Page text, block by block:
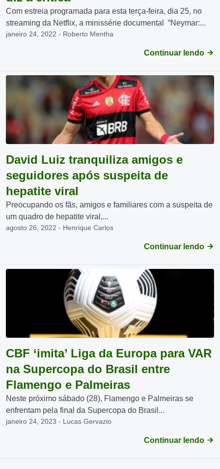
Com estreia programada para esta terça-feira, dia 25, no
streaming da Netflix, a minissérie documental “Neymar:...
janeiro 24, 2022 - Roberto Mentha
Continuar lendo
David Luiz tranquiliza amigos e
seguidores após suspeita de
hepatite viral
Preocupando os fãs, amigos e familiares com a suspeita de
um quadro de hepatite viral,...
agosto 26, 2022 - Henrique Carlos
Continuar lendo
CBF ‘imita’ Liga da Europa para VAR
na Supercopa do Brasil entre
Flamengo e Palmeiras
Neste próximo sábado (28), Flamengo e Palmeiras se
enfrentam pela final da Supercopa do Brasil...
janeiro 24, 2023 - Lucas Gervazio
Continuar lendo